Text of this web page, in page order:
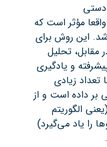
دستی
مؤثر است که
این روش برای
تحلیل
و یادگیری
تعداد زیادی
بر داده است و از
الگوریتم
را یاد می‌گیرد)